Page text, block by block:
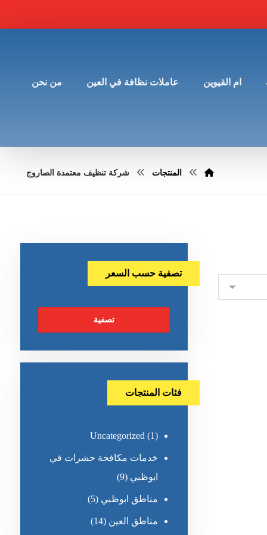
ام القيوين عاملات نظافة في العين من نحن
المنتجات شركة تنظيف معتمدة الصاروج
تصفية حسب السعر
تصفية
فئات المنتجات
Uncategorized (1)
خدمات مكافحة حشرات في
ابوظبي (9)
مناطق ابوظبي (5)
مناطق العين (14)